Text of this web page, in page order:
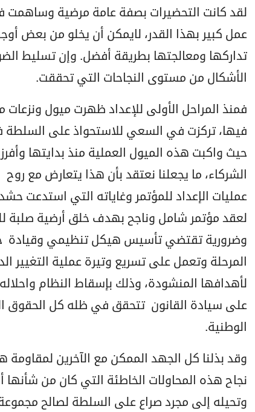
لقد كانت التحضيرات بصفة عامة مرضية وساهمت
عمل كبير بهذا القدر، لايمكن أن يخلو من بعض
تداركها ومعالجتها بطريقة أفضل. وإن تسليط
الأشكال من مستوى النجاحات التي تحققت.
فمنذ المراحل الأولى للإعداد ظهرت ميول
فيها، تركزت في السعي للاستحواذ على السلطة
حيث واكبت هذه الميول العملية منذ بدايتها
الشركاء، ما يجعلنا نعتقد بأن هذا يتعارض مع
عمليات الإعداد للمؤتمر وغاياته التي استدعت
لعقد مؤتمر شامل وناجح بهدف خلق أرضية صلبة
وضرورية تقتضي تأسيس هيكل تنظيمي وقيادة
المرحلة وتعمل على تسريع وتيرة عملية التغيير
لأهدافها المنشودة، وذلك بإسقاط النظام
على سيادة القانون تتحقق في ظله كل الحقوق
الوطنية.
وقد بذلنا كل الجهد الممكن مع الآخرين لمقاومة
نجاح هذه المحاولات الخاطئة التي كان من
وتحيله إلى مجرد صراع على السلطة لصالح